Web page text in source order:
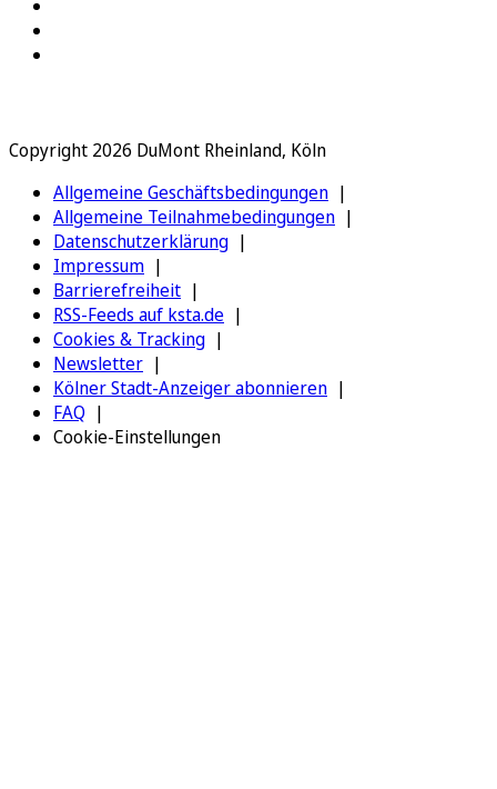
Copyright 2026 DuMont Rheinland, Köln
Allgemeine Geschäftsbedingungen
Allgemeine Teilnahmebedingungen
Datenschutzerklärung
Impressum
Barrierefreiheit
RSS-Feeds auf ksta.de
Cookies & Tracking
Newsletter
Kölner Stadt-Anzeiger abonnieren
FAQ
Cookie-Einstellungen